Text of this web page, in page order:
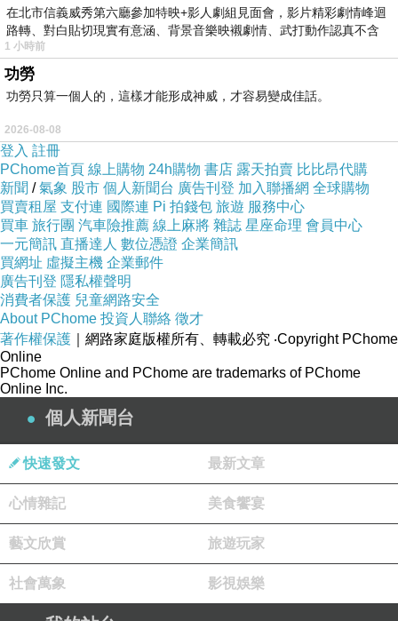
重生的機會
山脈之間的契約
錯過了就頭也不回
指南針的方向如此絕對
找尋已經毫無意義
漫天的流星雨
墜入眼眸裡的熾熱
然後
潰堤了
等待大概終究是徒勞吧
上一篇：因為你把心給了我
下一篇：LOST, FOUND , STAY
在北市信義威秀第六廳參加特映+影人劇組見面會，影片精彩劇情峰迴
路轉、對白貼切現實有意涵、背景音樂映襯劇情、武打動作認真不含
糊、
1 小時前
功勞
功勞只算一個人的，這樣才能形成神威，才容易變成佳話。
2026-08-08
登入 註冊
PChome首頁 線上購物 24h購物 書店 露天拍賣 比比昂代購
新聞 /氣象 股市 個人新聞台 廣告刊登 加入聯播網 全球購物
買賣租屋 支付連 國際連 Pi 拍錢包 旅遊 服務中心
買車 旅行團 汽車險推薦 線上麻將 雜誌 星座命理 會員中心
一元簡訊 直播達人 數位憑證 企業簡訊
買網址 虛擬主機 企業郵件
廣告刊登 隱私權聲明
消費者保護 兒童網路安全
About PChome 投資人聯絡 徵才
著作權保護 ｜網路家庭版權所有、轉載必究 ‧Copyright PChome
Online
PChome Online and PChome are trademarks of PChome
Online Inc.
個人新聞台
快速發文 最新文章
心情雜記 美食饗宴
藝文欣賞 旅遊玩家
社會萬象 影視娛樂